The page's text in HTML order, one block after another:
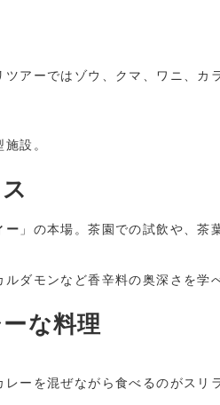
アーではゾウ、クマ、ワニ、カ
設。
ー 」の本場。茶園での試飲や、茶
ダモンなど香辛料の奥深さを学
な料理
ーを混ぜながら食べるのがスリ